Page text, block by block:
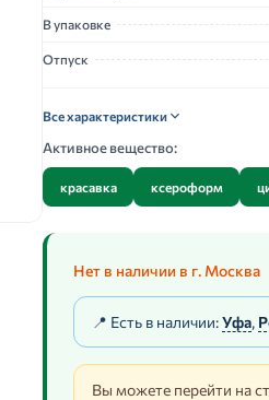
В упаковке
Отпуск
Все характеристики
Активное вещество:
красавка ксероформ
Нет в наличии в г. Москва
📍 Есть в наличии:Уфа,
Вы можете перейти на